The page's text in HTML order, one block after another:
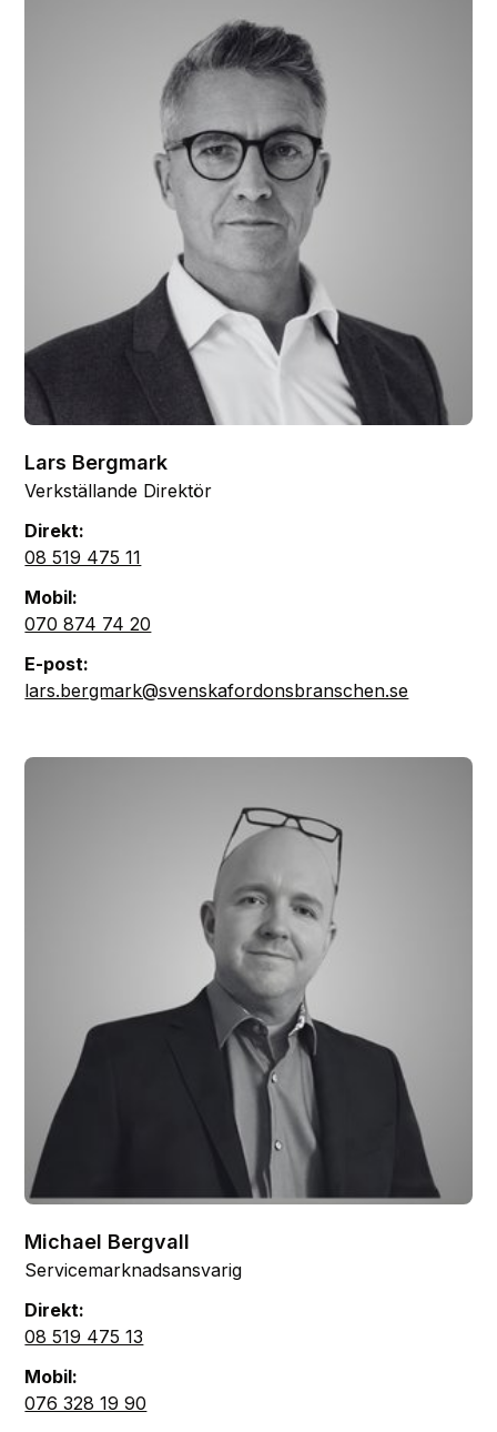
Lars Bergmark
Verkställande Direktör
Direkt:
08 519 475 11
Mobil:
070 874 74 20
E-post:
lars.bergmark@svenskafordonsbranschen.se
Michael Bergvall
Servicemarknadsansvarig
Direkt:
08 519 475 13
Mobil:
076 328 19 90